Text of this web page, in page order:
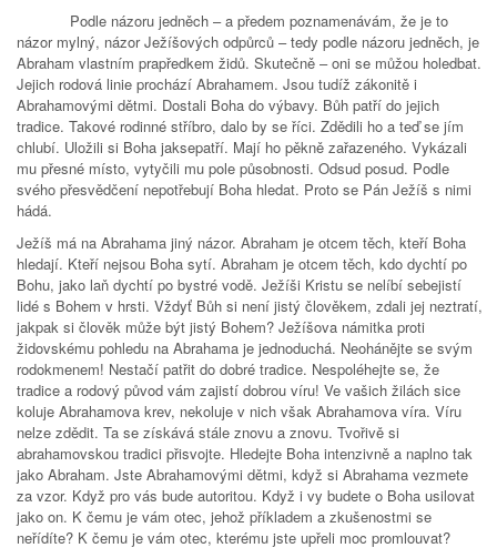
Podle názoru jedněch – a předem poznamenávám, že je to
názor mylný, názor Ježíšových odpůrců – tedy podle názoru jedněch, je
Abraham vlastním prapředkem židů. Skutečně – oni se můžou holedbat.
Jejich rodová linie prochází Abrahamem. Jsou tudíž zákonitě i
Abrahamovými dětmi. Dostali Boha do výbavy. Bůh patří do jejich
tradice. Takové rodinné stříbro, dalo by se říci. Zdědili ho a teď se jím
chlubí. Uložili si Boha jaksepatří. Mají ho pěkně zařazeného. Vykázali
mu přesné místo, vytyčili mu pole působnosti. Odsud posud. Podle
svého přesvědčení nepotřebují Boha hledat. Proto se Pán Ježíš s nimi
hádá.
Ježíš má na Abrahama jiný názor. Abraham je otcem těch, kteří Boha
hledají. Kteří nejsou Boha sytí. Abraham je otcem těch, kdo dychtí po
Bohu, jako laň dychtí po bystré vodě. Ježíši Kristu se nelíbí sebejistí
lidé s Bohem v hrsti. Vždyť Bůh si není jistý člověkem, zdali jej neztratí,
jakpak si člověk může být jistý Bohem? Ježíšova námitka proti
židovskému pohledu na Abrahama je jednoduchá. Neohánějte se svým
rodokmenem! Nestačí patřit do dobré tradice. Nespoléhejte se, že
tradice a rodový původ vám zajistí dobrou víru! Ve vašich žilách sice
koluje Abrahamova krev, nekoluje v nich však Abrahamova víra. Víru
nelze zdědit. Ta se získává stále znovu a znovu. Tvořivě si
abrahamovskou tradici přisvojte. Hledejte Boha intenzivně a naplno tak
jako Abraham. Jste Abrahamovými dětmi, když si Abrahama vezmete
za vzor. Když pro vás bude autoritou. Když i vy budete o Boha usilovat
jako on. K čemu je vám otec, jehož příkladem a zkušenostmi se
neřídíte? K čemu je vám otec, kterému jste upřeli moc promlouvat?